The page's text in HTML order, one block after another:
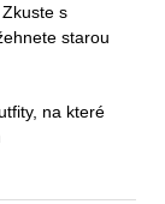
s
starou
na které